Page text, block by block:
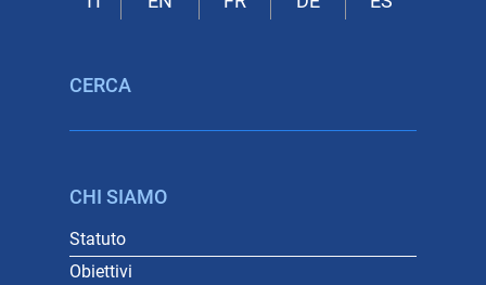
CERCA
CHI SIAMO
Statuto
Obiettivi